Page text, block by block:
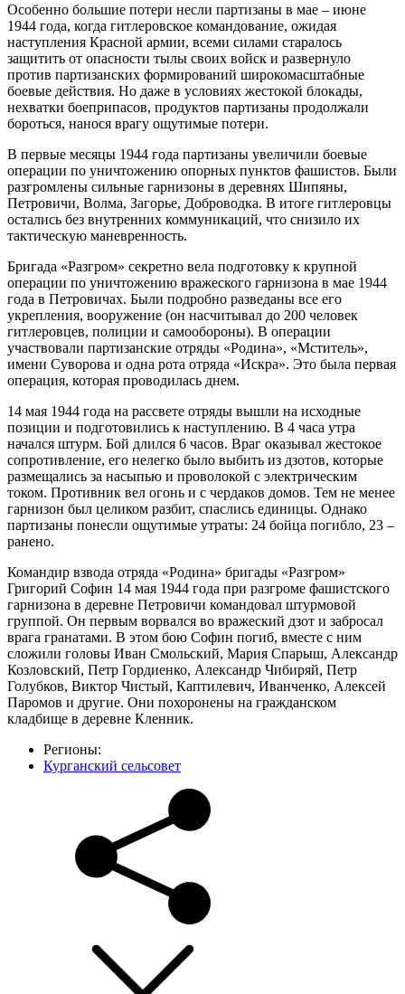
Особенно большие потери несли партизаны в мае – июне
1944 года, когда гитлеровское командование, ожидая
наступления Красной армии, всеми силами старалось
защитить от опасности тылы своих войск и развернуло
против партизанских формирований широкомасштабные
боевые действия. Но даже в условиях жестокой блокады,
нехватки боеприпасов, продуктов партизаны продолжали
бороться, нанося врагу ощутимые потери.
В первые месяцы 1944 года партизаны увеличили боевые
операции по уничтожению опорных пунктов фашистов. Были
разгромлены сильные гарнизоны в деревнях Шипяны,
Петровичи, Волма, Загорье, Доброводка. В итоге гитлеровцы
остались без внутренних коммуникаций, что снизило их
тактическую маневренность.
Бригада «Разгром» секретно вела подготовку к крупной
операции по уничтожению вражеского гарнизона в мае 1944
года в Петровичах. Были подробно разведаны все его
укрепления, вооружение (он насчитывал до 200 человек
гитлеровцев, полиции и самообороны). В операции
участвовали партизанские отряды «Родина», «Мститель»,
имени Суворова и одна рота отряда «Искра». Это была первая
операция, которая проводилась днем.
14 мая 1944 года на рассвете отряды вышли на исходные
позиции и подготовились к наступлению. В 4 часа утра
начался штурм. Бой длился 6 часов. Враг оказывал жестокое
сопротивление, его нелегко было выбить из дзотов, которые
размещались за насыпью и проволокой с электрическим
током. Противник вел огонь и с чердаков домов. Тем не менее
гарнизон был целиком разбит, спаслись единицы. Однако
партизаны понесли ощутимые утраты: 24 бойца погибло, 23 –
ранено.
Командир взвода отряда «Родина» бригады «Разгром»
Григорий Софин 14 мая 1944 года при разгроме фашистского
гарнизона в деревне Петровичи командовал штурмовой
группой. Он первым ворвался во вражеский дзот и забросал
врага гранатами. В этом бою Софин погиб, вместе с ним
сложили головы Иван Смольский, Мария Спарыш, Александр
Козловский, Петр Гордиенко, Александр Чибиряй, Петр
Голубков, Виктор Чистый, Каптилевич, Иванченко, Алексей
Паромов и другие. Они похоронены на гражданском
кладбище в деревне Кленник.
Регионы:
Курганский сельсовет